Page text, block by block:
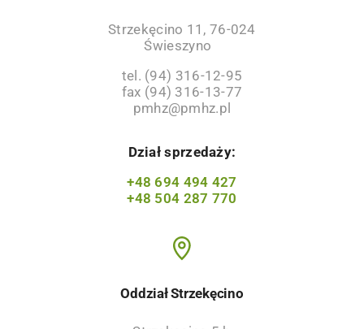
Strzekęcino 11, 76-024
Świeszyno
tel. (94) 316-12-95
fax (94) 316-13-77
pmhz@pmhz.pl
Dział sprzedaży:
+48 694 494 427
+48 504 287 770
Oddział Strzekęcino